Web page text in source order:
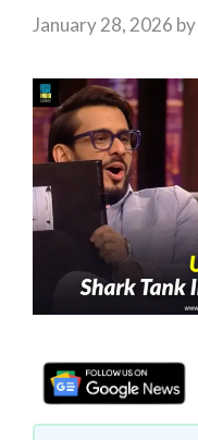
January 28, 2026 by